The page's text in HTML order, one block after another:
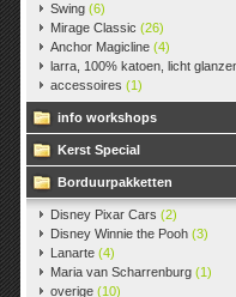
Swing (6)
Mirage Classic (26)
Anchor Magicline (4)
larra, 100% katoen, licht
accessoires (1)
info workshops
Kerst Special
Borduurpakketten
Disney Pixar Cars (2)
Disney Winnie the Pooh (3)
Lanarte (4)
Maria van Scharrenburg (1)
overige (10)